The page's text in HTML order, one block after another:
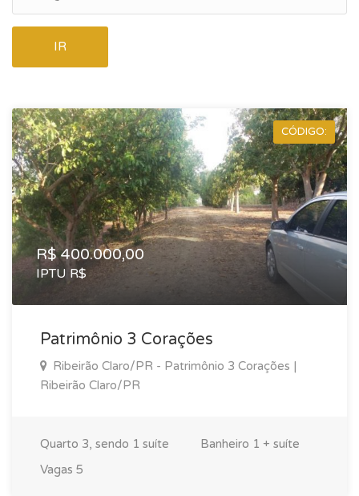
IR
CÓDIGO:
R$ 400.000,00
IPTU R$
Patrimônio 3 Corações
Ribeirão Claro/PR - Patrimônio 3 Corações |
Ribeirão Claro/PR
Quarto 3, sendo 1 suíte Banheiro 1 + suíte
Vagas 5